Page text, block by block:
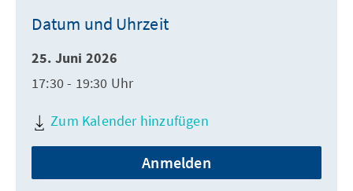
Datum und Uhrzeit
25. Juni 2026
17:30 - 19:30 Uhr
Zum Kalender hinzufügen
Anmelden